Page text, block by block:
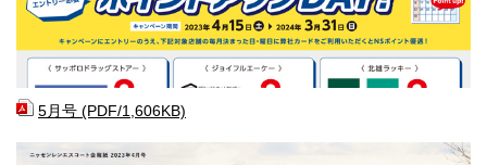
5月号 (PDF/1,606KB)